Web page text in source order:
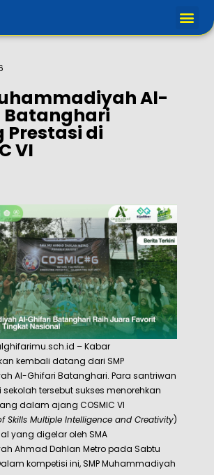
Al-
Batanghari
Prestasi di
VI
alghifarimu.sch.id – Kabar
kembali datang dari SMP
Al-Ghifari Batanghari. Para santriwan
tersebut sukses menorehkan
dalam ajang COSMIC VI
Skills Multiple Intelligence and Creativity)
yang digelar oleh SMA
Ahmad Dahlan Metro pada Sabtu
kompetisi ini, SMP Muhammadiyah